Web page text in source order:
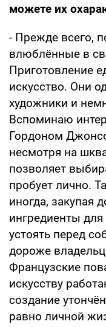
можете их
- Прежде всего,
влюблённые в
Приготовление
искусство. Они
художники и
Вспоминаю
Гордоном
несмотря на
позволяет
пробует лично.
иногда, закупая
ингредиенты
устоять перед
дороже
Французские
искусству
создание
равно личной